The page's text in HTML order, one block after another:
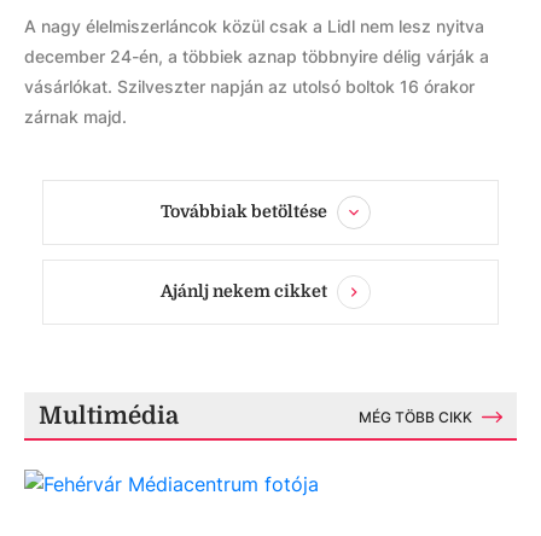
A nagy élelmiszerláncok közül csak a Lidl nem lesz nyitva
december 24-én, a többiek aznap többnyire délig várják a
vásárlókat. Szilveszter napján az utolsó boltok 16 órakor
zárnak majd.
Továbbiak betöltése
Ajánlj nekem cikket
Multimédia MÉG TÖBB CIKK